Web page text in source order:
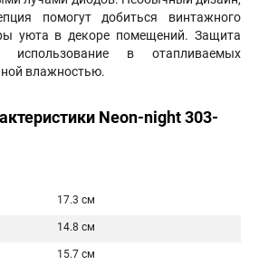
помогут добиться винтажного
уюта в декоре помещений. Защита
использование в отапливаемых
влажностью.
Neon-night 303-
17.3 см
14.8 см
15.7 см